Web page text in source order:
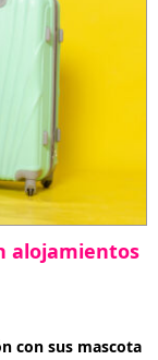
alojamientos
con sus mascota